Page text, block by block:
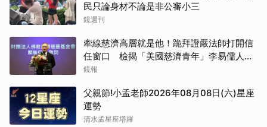
民只論身材不論是非公審小三
鏡週刊
牽線慈濟高層就是他！跪拜證嚴法師打開信
任窗口 檢揭「美國慈濟青年」李易儒人脈
網絡
鏡報
父親節!小孟老師2026年08月08日(六)星座
運勢
清水孟星座塔羅